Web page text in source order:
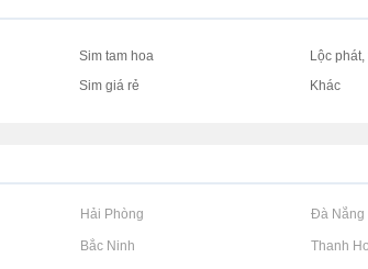
Sim tam hoa
Lộc
Sim giá rẻ Khác
Rao vặt tại Hải Phòng Rao vặt tại Đà Nẵng
Rao vặt tại Bắc Ninh Rao vặt tại Thanh